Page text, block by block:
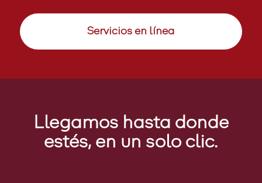
Servicios en línea
Llegamos hasta donde
estés, en un solo clic.